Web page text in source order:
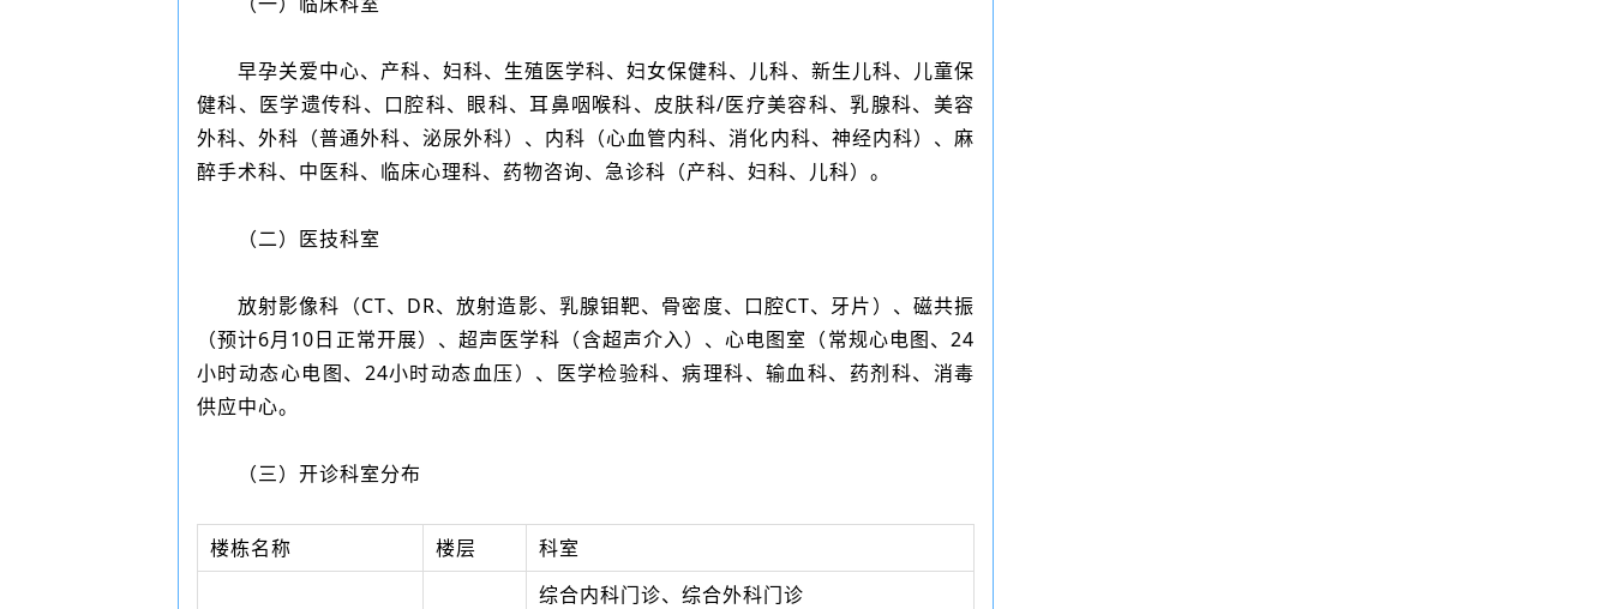
早孕关爱中心、产科、妇科、生殖医学科、妇女保健科、儿科、新生儿科、儿童保
健科、医学遗传科、口腔科、眼科、耳鼻咽喉科、皮肤科/医疗美容科、乳腺科、美容
外科、外科（普通外科、泌尿外科）、内科（心血管内科、消化内科、神经内科）、麻
醉手术科、中医科、临床心理科、药物咨询、急诊科（产科、妇科、儿科）。
（二）医技科室
放射影像科（CT、DR、放射造影、乳腺钼靶、骨密度、口腔CT、牙片）、磁共振
（预计6月10日正常开展）、超声医学科（含超声介入）、心电图室（常规心电图、24
小时动态心电图、24小时动态血压）、医学检验科、病理科、输血科、药剂科、消毒
供应中心。
（三）开诊科室分布
楼栋名称 楼层 科室
综合内科门诊、综合外科门诊